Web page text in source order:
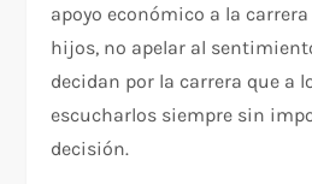
apoyo económico a la
hijos, no apelar al
decidan por la carrera que a
escucharlos siempre sin
decisión.